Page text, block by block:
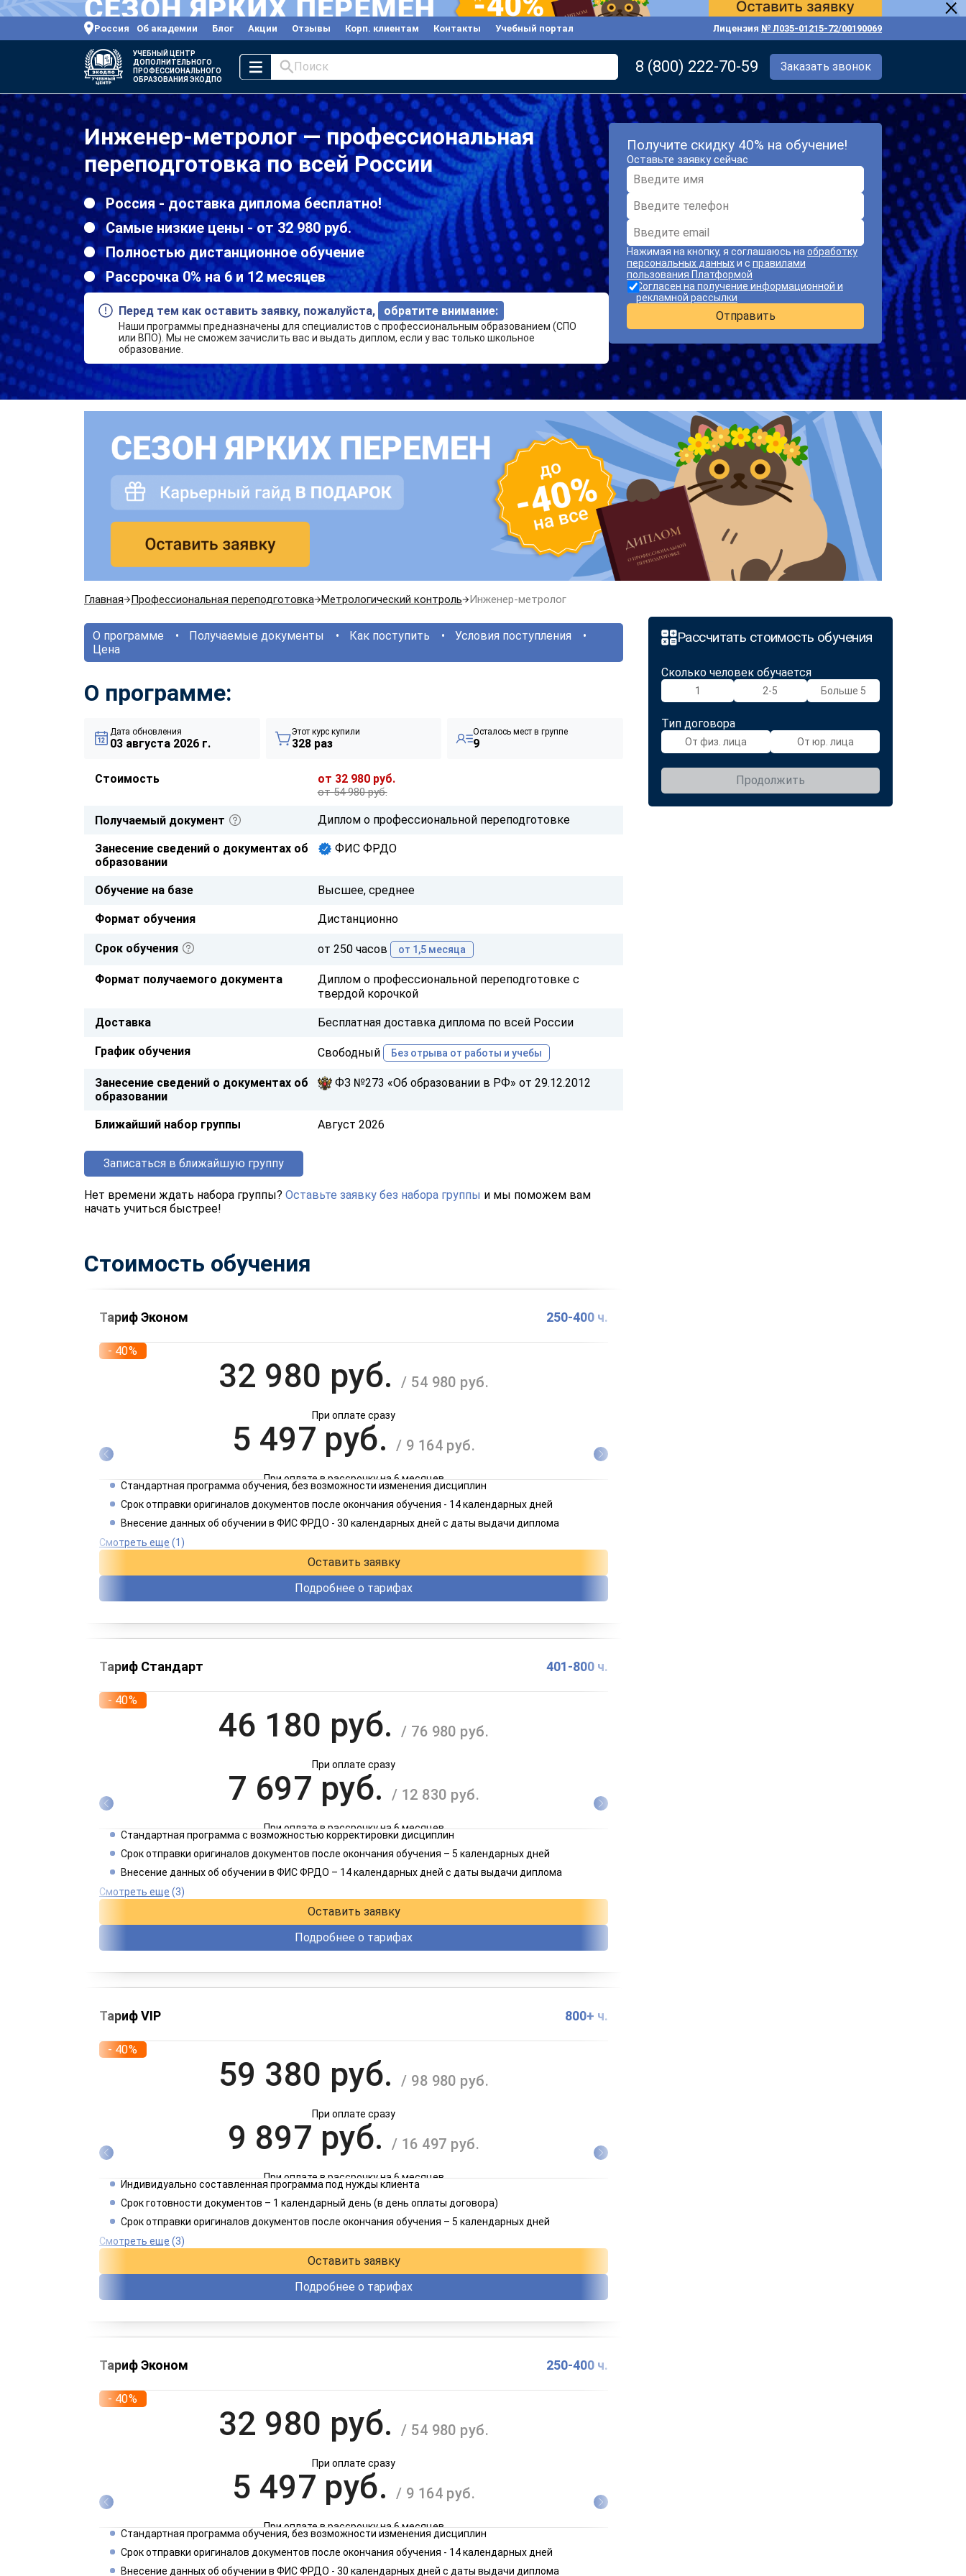
Россия Об академии Блог Акции Отзывы Корп. клиентам Контакты Учебный портал Лицензия № Л035-01215-72/00190069
УЧЕБНЫЙ ЦЕНТР
ДОПОЛНИТЕЛЬНОГО
ПРОФЕССИОНАЛЬНОГО
ОБРАЗОВАНИЯ ЭКОДПО
Поиск 8 (800) 222-70-59 Заказать звонок
Инженер-метролог — профессиональная
переподготовка по всей России
Россия - доставка диплома бесплатно!
Самые низкие цены - от 32 980 руб.
Полностью дистанционное обучение
Рассрочка 0% на 6 и 12 месяцев
Перед тем как оставить заявку, пожалуйста, обратите внимание:
Наши программы предназначены для специалистов с профессиональным образованием (СПО
или ВПО). Мы не сможем зачислить вас и выдать диплом, если у вас только школьное
образование.
Получите скидку 40% на обучение!
Оставьте заявку сейчас
Нажимая на кнопку, я соглашаюсь на обработку
персональных данныхи с правилами
пользования Платформой
Согласен на получение информационной и
рекламной рассылки
Отправить
Главная Профессиональная переподготовка Метрологический контроль Инженер-метролог
Рассчитать стоимость обучения
Сколько человек обучается
1 2-5 Больше 5
Тип договора
От физ. лица От юр. лица
Продолжить
О программе Получаемые документы Как поступить
Условия поступления
Цена
О программе:
Дата обновления
03 августа 2026 г.
Этот курс купили
328 раз
Осталось мест в группе
9
Стоимость от 32 980 руб.
от 54 980 руб.
Получаемый документ Диплом о профессиональной переподготовке
Занесение сведений о документах об
образовании
ФИС ФРДО
Обучение на базе Высшее, среднее
Формат обучения Дистанционно
Срок обучения от 250 часов от 1,5 месяца
Формат получаемого документа
Диплом о профессиональной переподготовке с
твердой корочкой
Доставка Бесплатная доставка диплома по всей России
График обучения Свободный Без отрыва от работы и учебы
Занесение сведений о документах об
образовании
ФЗ №273 «Об образовании в РФ» от 29.12.2012
Ближайший набор группы Август 2026
Записаться в ближайшую группу
Нет времени ждать набора группы? Оставьте заявку без набора группы и мы поможем вам
начать учиться быстрее!
Стоимость обучения
Тариф Эконом 250-400 ч.
- 40%
32 980 руб./ 54 980 руб.
При оплате сразу
5 497 руб. / 9 164 руб.
При оплате в рассрочку на 6 месяцев
2 749 руб./ 4 582 руб.
Стандартная программа обучения, без возможности изменения дисциплин
Срок отправки оригиналов документов после окончания обучения - 14 календарных дней
Внесение данных об обучении в ФИС ФРДО - 30 календарных дней с даты выдачи диплома
Смотреть еще (1)
Оставить заявку
Подробнее о тарифах
Тариф Стандарт 401-800 ч.
- 40%
46 180 руб./ 76 980 руб.
При оплате сразу
7 697 руб./ 12 830 руб.
При оплате в рассрочку на 6 месяцев
3 849 руб./ 6 415 руб.
Стандартная программа с возможностью корректировки дисциплин
Срок отправки оригиналов документов после окончания обучения – 5 календарных дней
Внесение данных об обучении в ФИС ФРДО – 14 календарных дней с даты выдачи диплома
Смотреть еще (3)
Оставить заявку
Подробнее о тарифах
Тариф VIP 800+ ч.
- 40%
59 380 руб./ 98 980 руб.
При оплате сразу
9 897 руб./ 16 497 руб.
При оплате в рассрочку на 6 месяцев
4 949 руб./ 8 249 руб.
Индивидуально составленная программа под нужды клиента
Срок готовности документов – 1 календарный день (в день оплаты договора)
Срок отправки оригиналов документов после окончания обучения – 5 календарных дней
Смотреть еще (3)
Оставить заявку
Подробнее о тарифах
Тариф Эконом 250-400 ч.
- 40%
32 980 руб./ 54 980 руб.
При оплате сразу
5 497 руб. / 9 164 руб.
При оплате в рассрочку на 6 месяцев
2 749 руб./ 4 582 руб.
Стандартная программа обучения, без возможности изменения дисциплин
Срок отправки оригиналов документов после окончания обучения - 14 календарных дней
Внесение данных об обучении в ФИС ФРДО - 30 календарных дней с даты выдачи диплома